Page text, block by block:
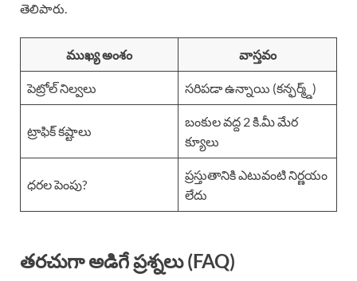
తెలిపారు.
ముఖ్య అంశం వాస్తవం
పెట్రోల్ నిల్వలు సరిపడా ఉన్నాయి (కన్ఫర్మ్డ్)
ట్రాఫిక్ కష్టాలు
బంకుల వద్ద 2 కి.మీ మేర
క్యూలు
ధరల పెంపు?
ప్రస్తుతానికి ఎటువంటి నిర్ణయం
లేదు
తరచుగా అడిగే ప్రశ్నలు (FAQ)